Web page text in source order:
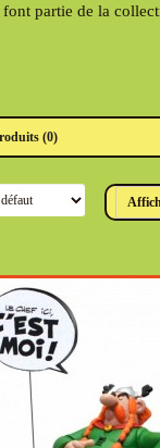
font partie de la
(0)